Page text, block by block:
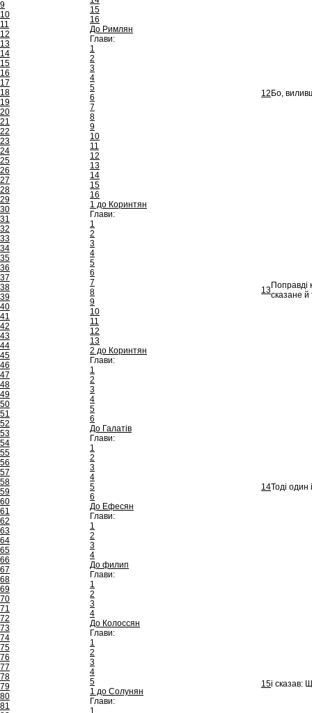
9
10
11
12
13
14
15
16
17
18
19
20
21
22
23
24
25
26
27
28
29
30
31
32
33
34
35
36
37
38
39
40
41
42
43
44
45
46
47
48
49
50
51
52
53
54
55
56
57
58
59
60
61
62
63
64
65
66
67
68
69
70
71
72
73
74
75
76
77
78
79
80
81
15
16
До Римлян
Глави:
1
2
3
4
5
6
7
8
9
10
11
12
13
14
15
16
1 до Коринтян
Глави:
1
2
3
4
5
6
7
8
9
10
11
12
13
2 до Коринтян
Глави:
1
2
3
4
5
6
До Галатів
Глави:
1
2
3
4
5
6
До Ефесян
Глави:
1
2
3
4
До филип
Глави:
1
2
3
4
До Колоссян
Глави:
1
2
3
4
5
1 до Солунян
Глави:
1
12 Бо,
13Поправді
сказане
14Тоді один
15і сказав: